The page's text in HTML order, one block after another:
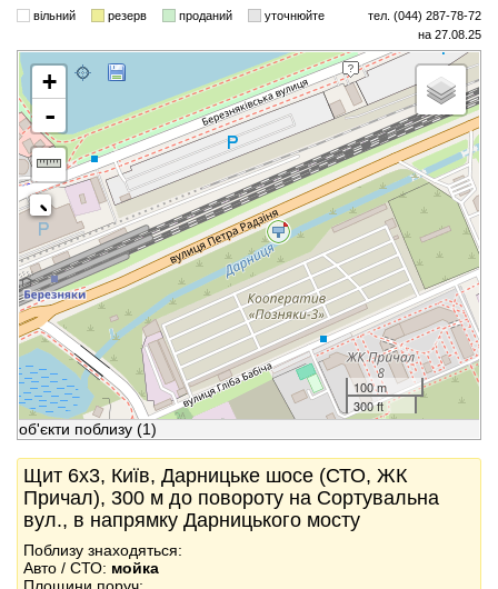
вільний резерв проданий уточнюйте
тел. (044) 287-78-72
на 27.08.25
+
-
100 m
300 ft
об'єкти поблизу (1)
Щит 6x3, Київ, Дарницьке шосе (СТО, ЖК
Причал), 300 м до повороту на Сортувальна
вул., в напрямку Дарницького мосту
Поблизу знаходяться:
Авто / СТО: мойка